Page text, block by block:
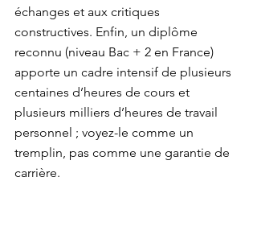
échanges et aux critiques
constructives. Enfin, un diplôme
reconnu (niveau Bac + 2 en France)
apporte un cadre intensif de plusieurs
centaines d’heures de cours et
plusieurs milliers d’heures de travail
personnel ; voyez-le comme un
tremplin, pas comme une garantie de
carrière.